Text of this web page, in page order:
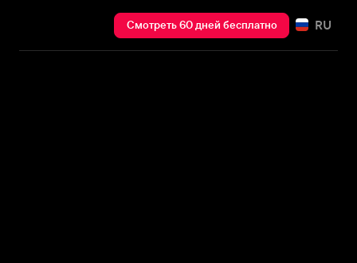
Смотреть 60 дней бесплатно RU